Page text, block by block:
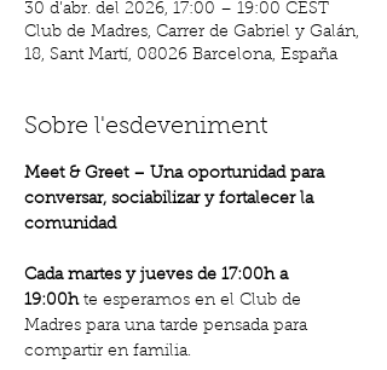
30 d’abr. del 2026, 17:00 – 19:00 CEST
Club de Madres, Carrer de Gabriel y Galán,
18, Sant Martí, 08026 Barcelona, España
Sobre l'esdeveniment
Meet & Greet – Una oportunidad para
conversar, sociabilizar y fortalecer la
comunidad
Cada martes y jueves de 17:00h a
19:00h te esperamos en el Club de
Madres para una tarde pensada para
compartir en familia.